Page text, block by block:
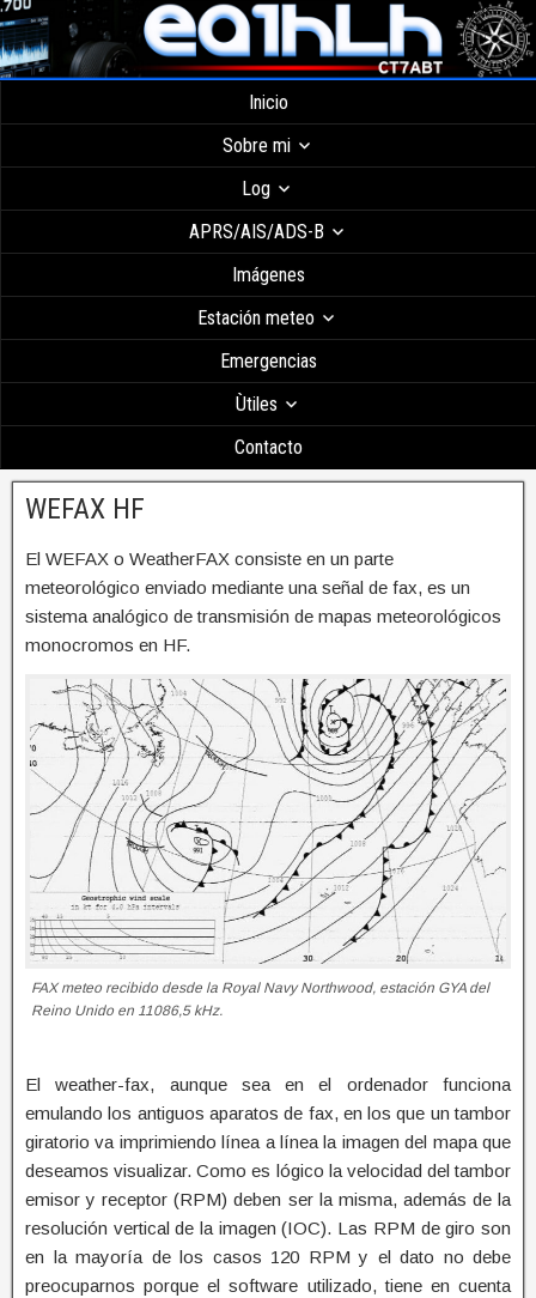
Inicio
Sobre mi
Log
APRS/AIS/ADS-B
Imágenes
Estación meteo
Emergencias
Ùtiles
Contacto
WEFAX HF
El WEFAX o WeatherFAX consiste en un parte
meteorológico enviado mediante una señal de fax, es un
sistema analógico de transmisión de mapas meteorológicos
monocromos en HF.
FAX meteo recibido desde la Royal Navy Northwood, estación GYA del
Reino Unido en 11086,5 kHz.
El weather-fax, aunque sea en el ordenador funciona
emulando los antiguos aparatos de fax, en los que un tambor
giratorio va imprimiendo línea a línea la imagen del mapa que
deseamos visualizar. Como es lógico la velocidad del tambor
emisor y receptor (RPM) deben ser la misma, además de la
resolución vertical de la imagen (IOC). Las RPM de giro son
en la mayoría de los casos 120 RPM y el dato no debe
preocuparnos porque el software utilizado,tiene en cuenta